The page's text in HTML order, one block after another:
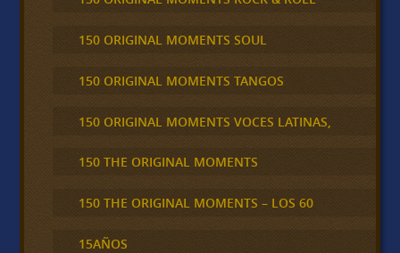
150 ORIGINAL MOMENTS SOUL
150 ORIGINAL MOMENTS TANGOS
150 ORIGINAL MOMENTS VOCES LATINAS,
150 THE ORIGINAL MOMENTS
150 THE ORIGINAL MOMENTS – LOS 60
15AÑOS